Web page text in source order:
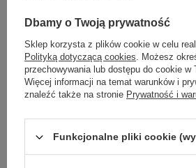
Ilość produktów
Dbamy o Twoją prywatność
Sklep korzysta z plików cookie w celu
Polityką dotyczącą cookies. Możesz
przechowywania lub dostępu do cookie w
Więcej informacji na temat warunków i
znaleźć także na stronie Prywatność i
Funkcjonalne pliki cookie